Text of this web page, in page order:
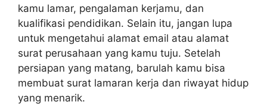
kamu lamar, pengalaman kerjamu, dan
kualifikasi pendidikan. Selain itu, jangan lupa
untuk mengetahui alamat email atau alamat
surat perusahaan yang kamu tuju. Setelah
persiapan yang matang, barulah kamu bisa
membuat surat lamaran kerja dan riwayat hidup
yang menarik.